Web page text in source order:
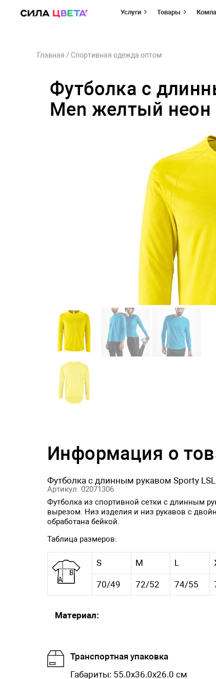
Услуги Товары
Главная / Спортивная одежда оптом
Футболка с
Men желтый неон
Информация о
Футболка с длинным рукавом Sporty
Артикул: 02071306
Футболка из спортивной сетки с длинным
вырезом. Низ изделия и низ рукавов с
обработана бейкой.
Таблица размеров:
S M L
70/49 72/52 74/55
Материал:
Транспортная упаковка
Габариты: 55.0x36.0x26.0 см